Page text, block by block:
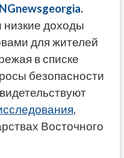
.
низкие доходы
для жителей
в списке
безопасности
,
Восточного